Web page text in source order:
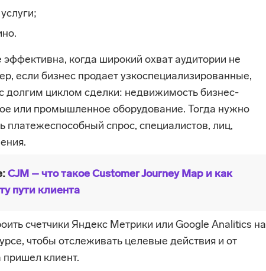
когда широкий охват аудитории не
если бизнес продает узкоспециализированные,
долгим циклом сделки: недвижимость бизнес-
или промышленное оборудование. Тогда нужно
платежеспособный спрос, специалистов, лиц,
CJM – что такое Customer Journey Map и как
пути клиента
счетчики Яндекс Метрики или Google Analitics на
чтобы отслеживать целевые действия и от
пришел клиент.